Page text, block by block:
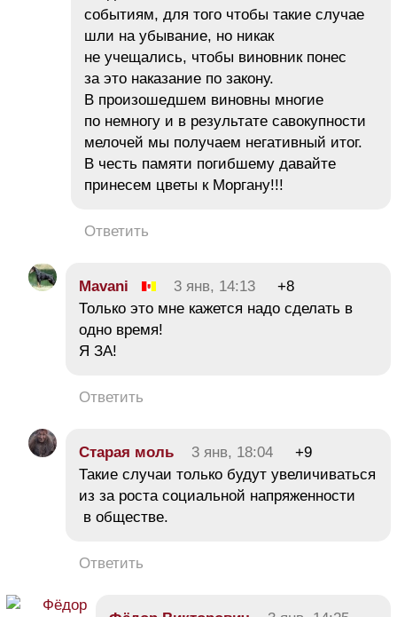
событиям, для того чтобы такие случае
шли на убывание, но никак
не учещались, чтобы виновник понес
за это наказание по закону.
В произошедшем виновны многие
по немногу и в результате савокупности
мелочей мы получаем негативный итог.
В честь памяти погибшему давайте
принесем цветы к Моргану!!!
Ответить
Mavani 3 янв, 14:13
+8
Только это мне кажется надо сделать в
одно время!
Я ЗА!
Ответить
Старая моль 3 янв, 18:04
+9
Такие случаи только будут увеличиваться
из за роста социальной напряженности
в обществе.
Ответить